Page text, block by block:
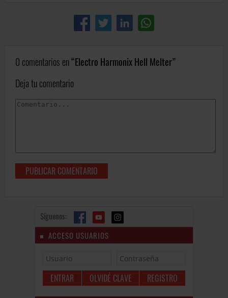
0 comentarios en Electro Harmonix Hell Melter
Deja tu comentario
Síguenos:
ACCESO USUARIOS
OLVIDÉ CLAVE REGISTRO